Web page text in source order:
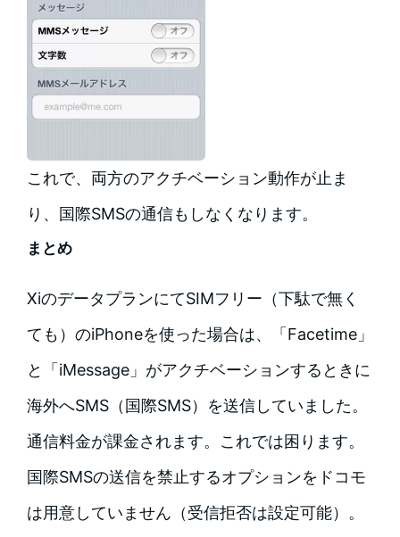
これで、両方のアクチベーション動作が止ま
り、国際SMSの通信もしなくなります。
まとめ
XiのデータプランにてSIMフリー（下駄で無く
ても）のiPhoneを使った場合は、「Facetime」
と「iMessage」がアクチベーションするときに
海外へSMS（国際SMS）を送信していました。
通信料金が課金されます。これでは困ります。
国際SMSの送信を禁止するオプションをドコモ
は用意していません（受信拒否は設定可能）。